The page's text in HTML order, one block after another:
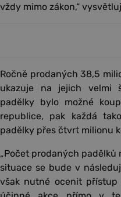
vždy mimo zákon,“
Ročně prodaných 38,5
ukazuje na jejich velmi
padělky bylo možné
republice, pak každá
padělky přes čtvrt milionu
„Počet prodaných padělků
situace se bude v
však nutné ocenit přístup